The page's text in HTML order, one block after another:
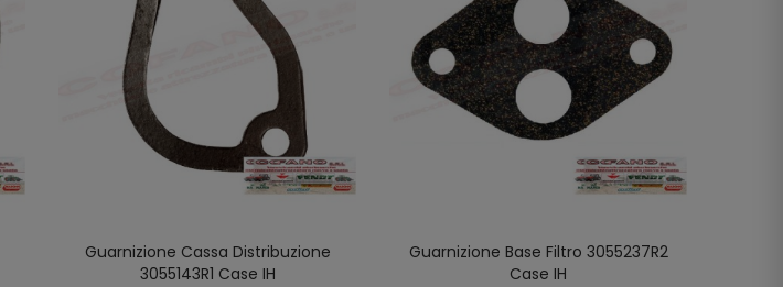
AGGIUNGI AL CARRELLO
Guarnizione Cassa Distribuzione
3055143R1 Case IH
AGGIUNGI AL CARRELLO
Guarnizione Base Filtro 3055237R2
Case IH